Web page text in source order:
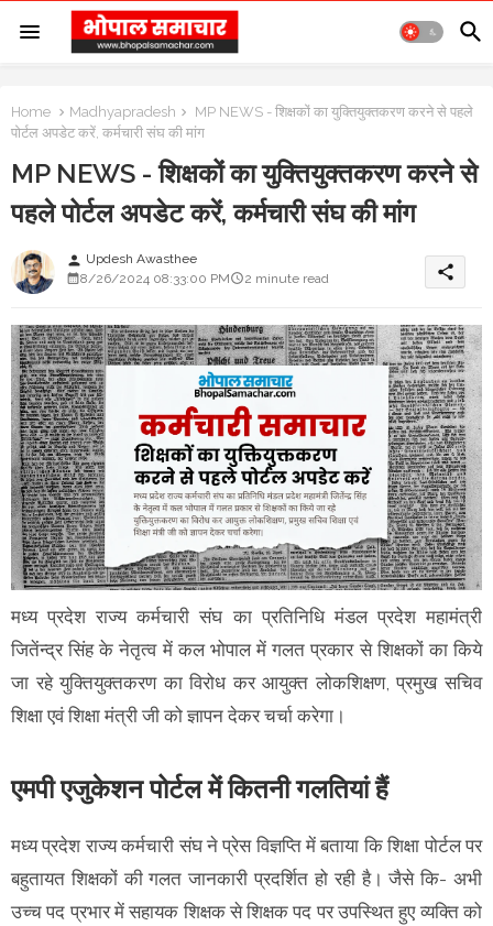
Home Madhyapradesh
MP NEWS - शिक्षकों का युक्तियुक्तकरण करने से पहले
पोर्टल अपडेट करें, कर्मचारी संघ की मांग
MP NEWS - शिक्षकों का युक्तियुक्तकरण करने से
पहले पोर्टल अपडेट करें, कर्मचारी संघ की मांग
person Updesh Awasthee
8/26/2024 08:33:00 PM
2 minute read share
मध्य प्रदेश राज्य कर्मचारी संघ का प्रतिनिधि मंडल प्रदेश महामंत्री
जितेंन्द्र सिंह के नेतृत्व में कल भोपाल में गलत प्रकार से शिक्षकों का किये
जा रहे युक्तियुक्तकरण का विरोध कर आयुक्त लोकशिक्षण, प्रमुख सचिव
शिक्षा एवं शिक्षा मंत्री जी को ज्ञापन देकर चर्चा करेगा।
एमपी एजुकेशन पोर्टल में कितनी गलतियां हैं
मध्य प्रदेश राज्य कर्मचारी संघ ने प्रेस विज्ञप्ति में बताया कि शिक्षा पोर्टल पर
बहुतायत शिक्षकों की गलत जानकारी प्रदर्शित हो रही है। जैसे कि- अभी
उच्च पद प्रभार में सहायक शिक्षक से शिक्षक पद पर उपस्थित हुए व्यक्ति को